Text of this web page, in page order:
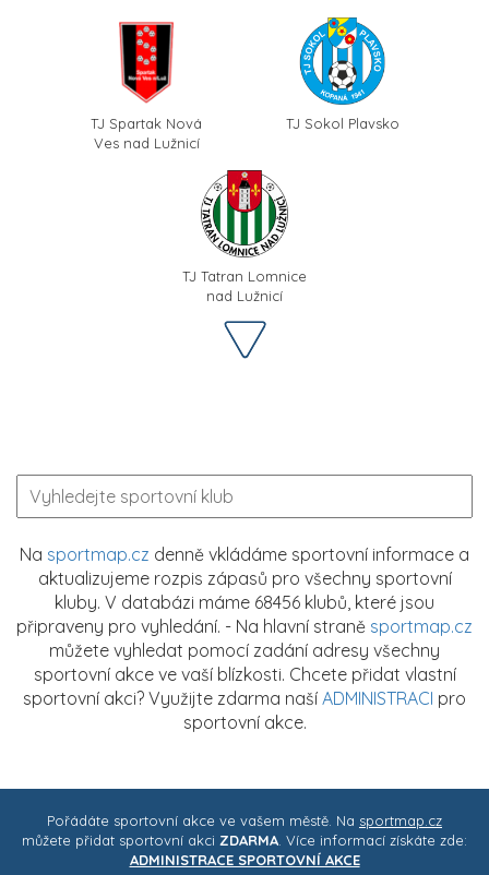
TJ Spartak Nová
Ves nad Lužnicí
TJ Sokol Plavsko
TJ Tatran Lomnice
nad Lužnicí
Na sportmap.cz denně vkládáme sportovní informace a
aktualizujeme rozpis zápasů pro všechny sportovní
kluby. V databázi máme 68456 klubů, které jsou
připraveny pro vyhledání. - Na hlavní straně sportmap.cz
můžete vyhledat pomocí zadání adresy všechny
sportovní akce ve vaší blízkosti. Chcete přidat vlastní
sportovní akci? Využijte zdarma naší ADMINISTRACI pro
sportovní akce.
Pořádáte sportovní akce ve vašem městě. Na sportmap.cz
můžete přidat sportovní akci ZDARMA . Více informací získáte zde:
ADMINISTRACE SPORTOVNÍ AKCE